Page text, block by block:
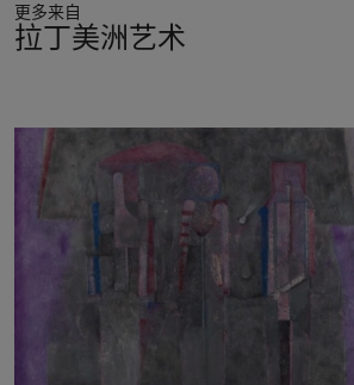
更多来自
拉丁美洲艺术
的